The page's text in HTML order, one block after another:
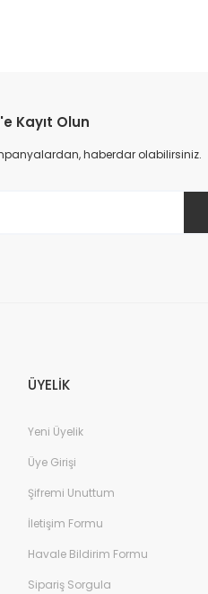
Kayıt Olun
haberdar olabilirsiniz.
ÜYELİK
Yeni Üyelik
Üye Girişi
Şifremi Unuttum
İletişim Formu
Havale Bildirim Formu
Sipariş Sorgula